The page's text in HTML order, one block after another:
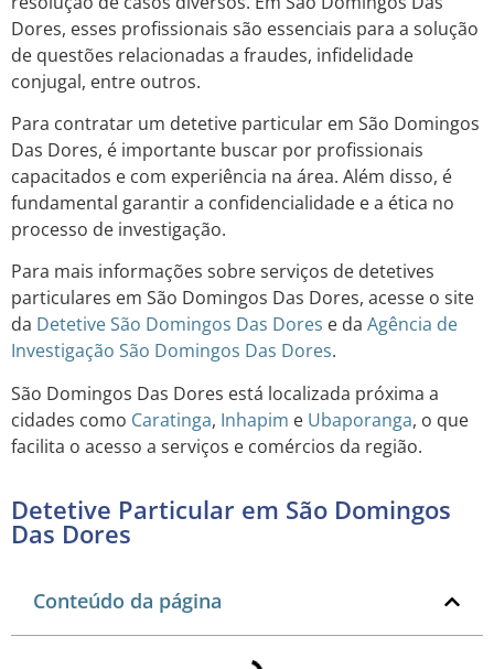
Dores, esses profissionais são essenciais para a solução
de questões relacionadas a fraudes, infidelidade
conjugal, entre outros.
Para contratar um detetive particular em São Domingos
Das Dores, é importante buscar por profissionais
capacitados e com experiência na área. Além disso, é
fundamental garantir a confidencialidade e a ética no
processo de investigação.
Para mais informações sobre serviços de detetives
particulares em São Domingos Das Dores, acesse o site
da Detetive São Domingos Das Dores e da Agência de
Investigação São Domingos Das Dores.
São Domingos Das Dores está localizada próxima a
cidades como Caratinga, Inhapim e Ubaporanga, o que
facilita o acesso a serviços e comércios da região.
Detetive Particular em São Domingos
Das Dores
Conteúdo da página